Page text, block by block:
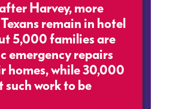
Harvey, more
remain in hotel
5,000 families are
emergency repairs
homes, while 30,000
such work to be